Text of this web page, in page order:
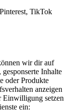
TikTok
wir dir auf
Inhalte
oder Produkte
anzeigen
Einwilligung setzen
ein: